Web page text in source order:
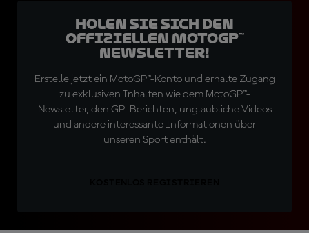
Holen Sie sich den
offiziellen MotoGP™
Newsletter!
Erstelle jetzt ein MotoGP™-Konto und erhalte Zugang
zu exklusiven Inhalten wie dem MotoGP™-
Newsletter, den GP-Berichten, unglaubliche Videos
und andere interessante Informationen über
unseren Sport enthält.